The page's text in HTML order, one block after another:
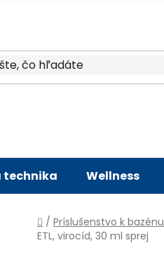
technika Wellness
Domov
/ Príslušenstvo k bazénu
ETL, virocíd, 30 ml sprej